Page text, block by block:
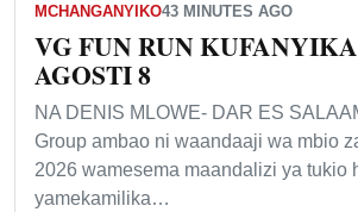
MCHANGANYIKO43 MINUTES AGO
VG FUN RUN
AGOSTI 8
NA DENIS MLOWE- DAR ES
Group ambao ni waandaaji wa mbio
2026 wamesema maandalizi ya tukio
yamekamilika…